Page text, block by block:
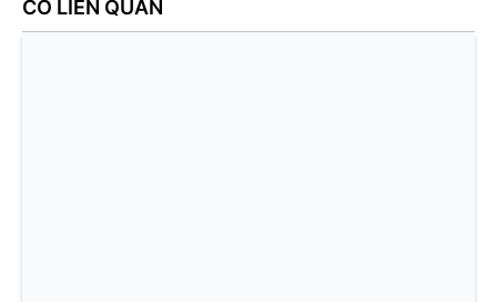
CÓ LIÊN QUAN